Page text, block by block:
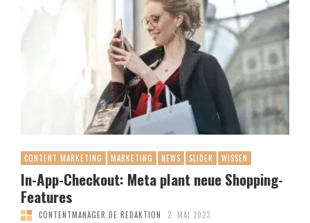
CONTENT MARKETING MARKETING NEWS SLIDER WISSEN
In-App-Checkout: Meta plant neue Shopping-
Features
CONTENTMANAGER.DE REDAKTION 2. MAI 2023